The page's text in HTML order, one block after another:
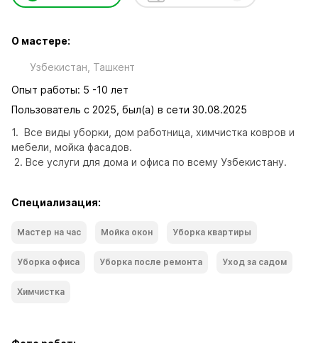
О мастере:
Узбекистан, Ташкент
Опыт работы: 5 -10 лет
Пользователь с 2025, был(а) в сети 30.08.2025
1.  Все виды уборки, дом работница, химчистка ковров и
мебели, мойка фасадов.
2. Все услуги для дома и офиса по всему Узбекистану.
Специализация:
Мастер на час Мойка окон Уборка квартиры
Уборка офиса Уборка после ремонта Уход за садом
Химчистка